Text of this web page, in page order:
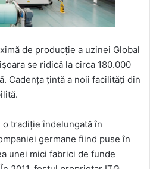
de producție a uzinei Global
se ridică la circa 180.000
Cadența țintă a noii facilități din
o tradiție îndelungată în
germane fiind puse în
unei mici fabrici de funde